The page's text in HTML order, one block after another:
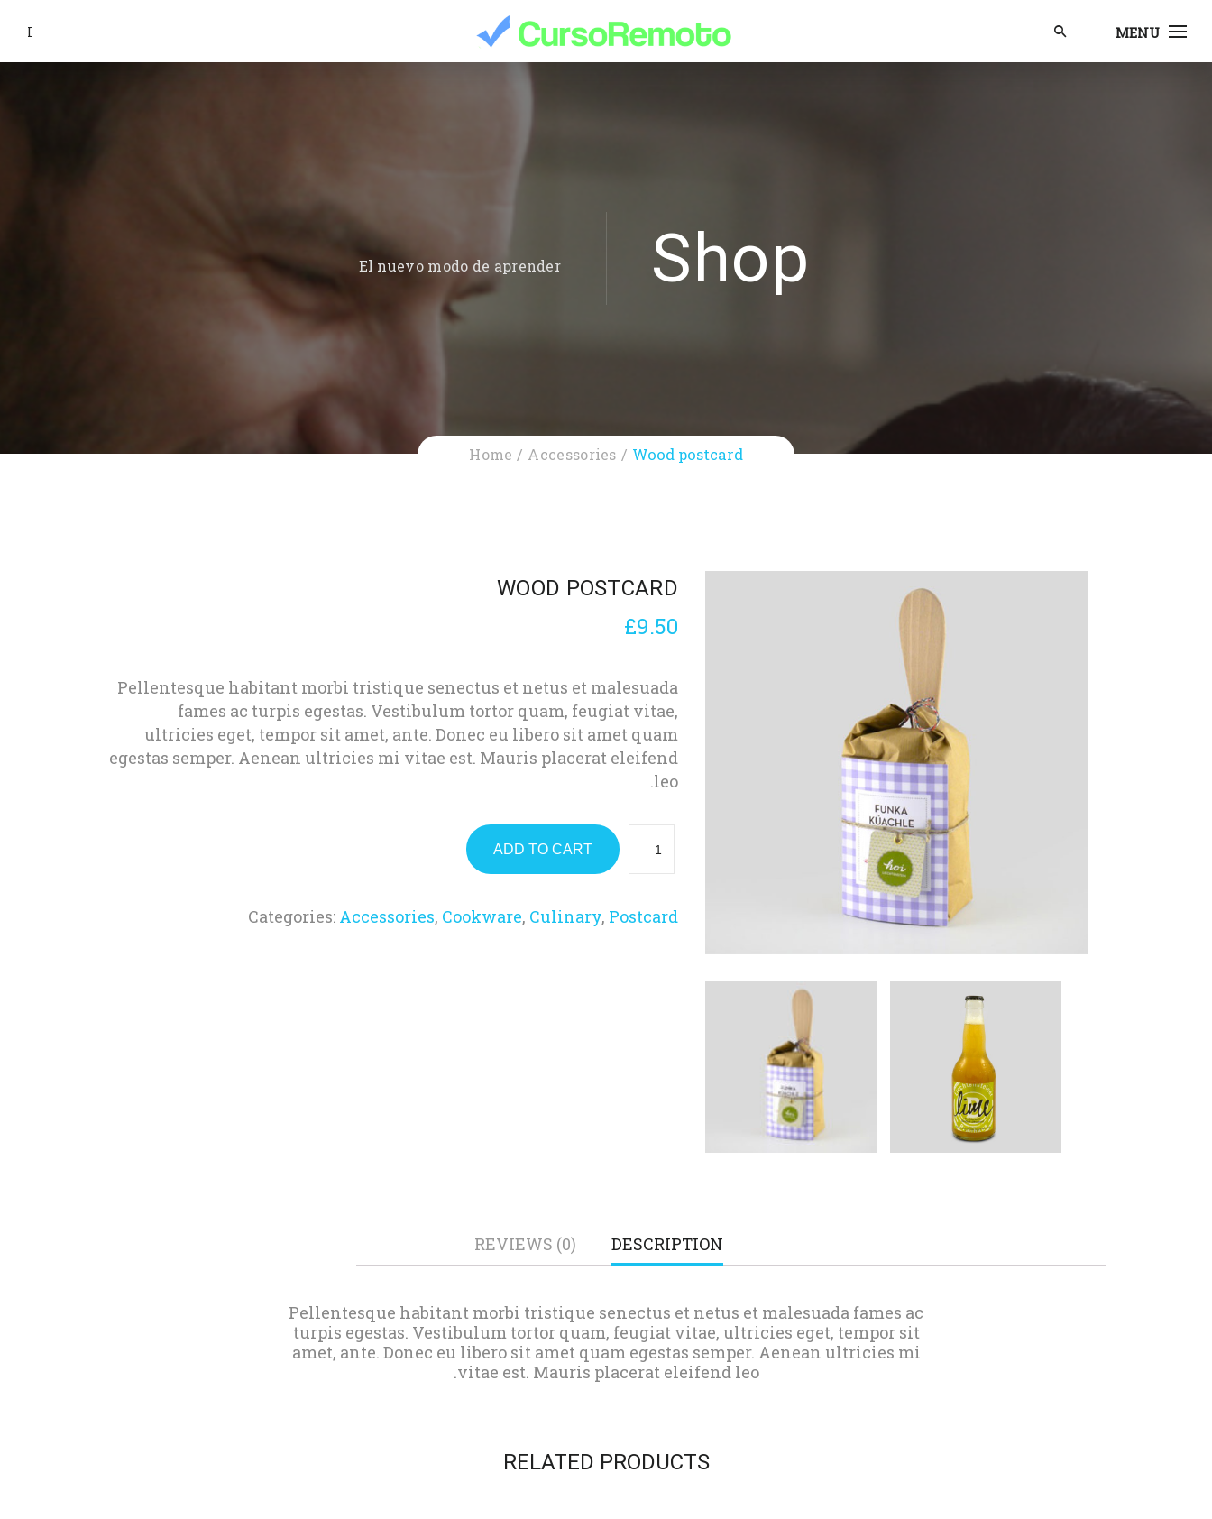
MENU
I
Shop
El nuevo modo de aprender
Home Accessories Wood postcard
WOOD POSTCARD
£9.50
Pellentesque habitant morbi tristique senectus et netus et malesuada
fames ac turpis egestas. Vestibulum tortor quam, feugiat vitae,
ultricies eget, tempor sit amet, ante. Donec eu libero sit amet quam
egestas semper. Aenean ultricies mi vitae est. Mauris placerat eleifend
leo.
ADD TO CART
Categories: Accessories, Cookware, Culinary, Postcard
DESCRIPTION
REVIEWS (0)
Pellentesque habitant morbi tristique senectus et netus et malesuada fames ac
turpis egestas. Vestibulum tortor quam, feugiat vitae, ultricies eget, tempor sit
amet, ante. Donec eu libero sit amet quam egestas semper. Aenean ultricies mi
vitae est. Mauris placerat eleifend leo.
RELATED PRODUCTS